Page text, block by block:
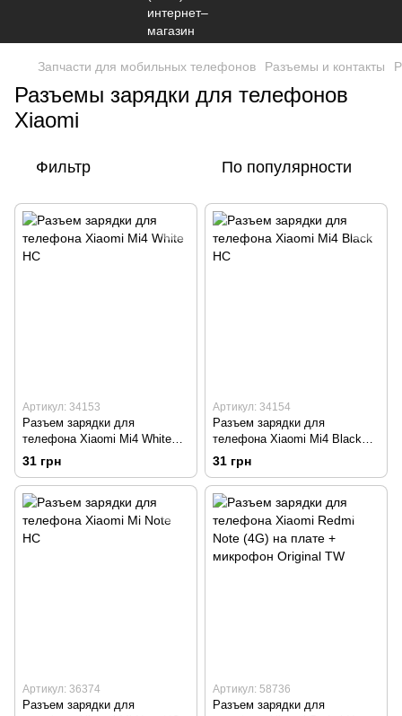
Запчасти для мобильных телефонов Разъемы и контакты
Разъемы зарядки для телефонов
Xiaomi
Фильтр По популярности
Артикул: 34153
Разъем зарядки для
телефона Xiaomi Mi4 White
HC
31 грн
Артикул: 34154
Разъем зарядки для
телефона Xiaomi Mi4 Black
HC
31 грн
Артикул: 36374
Разъем зарядки для
Артикул: 58736
Разъем зарядки для